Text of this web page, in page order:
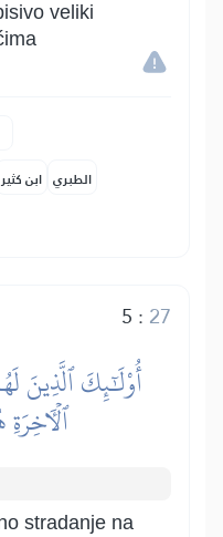
veliki
ابن كثير الطبري
5 : 27
أُوْلَٰٓئِكَ ٱلَّذِينَ
stradanje na